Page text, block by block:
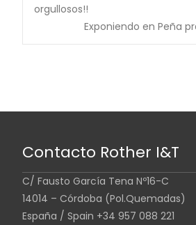
orgullosos!!
Exponiendo en Peña
Contacto Rother I&T
C/ Fausto García Tena Nº16-C
14014 – Córdoba (Pol.Quemadas)
España / Spain +34 957 088 221